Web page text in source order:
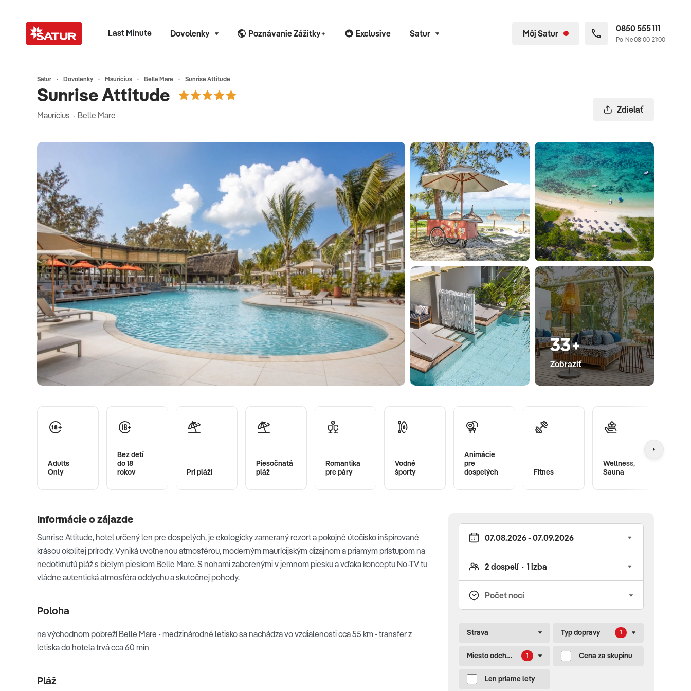
Last Minute Dovolenky Poznávanie Zážitky+ Exclusive Satur Môj Satur 0850 555 111
Po-Ne 08:00-21:00
Satur Dovolenky Maurícius Belle Mare Sunrise Attitude
Sunrise Attitude
Maurícius · Belle Mare
Zdielať
33+
Zobraziť
Adults
Only
Bez detí
do 18
rokov
Pri pláži
Piesočnatá
pláž
Romantika
pre páry
Vodné
športy
Animácie
pre
dospelých
Fitnes
Wellness,
Sauna
Strava Typ dopravy 1
Miesto odchodu 1 Cena za skupinu
Len priame lety
Informácie o zájazde
Sunrise Attitude, hotel určený len pre dospelých, je ekologicky zameraný rezort a pokojné útočisko inšpirované
krásou okolitej prírody. Vyniká uvoľnenou atmosférou, moderným maurícijským dizajnom a priamym prístupom na
nedotknutú pláž s bielym pieskom Belle Mare. S nohami zaborenými v jemnom piesku a vďaka konceptu No-TV tu
vládne autentická atmosféra oddychu a skutočnej pohody.
Poloha
na východnom pobreží Belle Mare • medzinárodné letisko sa nachádza vo vzdialenosti cca 55 km • transfer z
letiska do hotela trvá cca 60 min
Pláž